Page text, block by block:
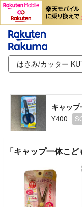
キャッ
¥400
「キャップ一体こ